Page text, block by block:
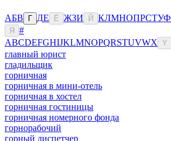
АБВ Г ДЕ Ё ЖЗИ Й КЛМНОПРСТУФ
Я
#
ABCDEFGHIJKLMNOPQRSTUVWX Y
главный юрист
гладильщик
горничная
горничная в мини-отель
горничная в хостел
горничная гостиницы
горничная номерного фонда
горнорабочий
горный диспетчер